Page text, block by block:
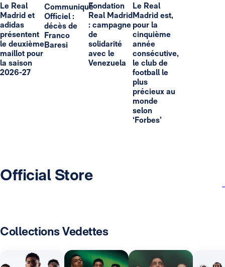
Le Real
Madrid et
adidas
présentent
le deuxième
maillot pour
la saison
2026-27
Communiqué
Officiel :
décès de
Franco
Baresi
Fondation
Real Madrid
: campagne
de
solidarité
avec le
Venezuela
Le Real
Madrid est,
pour la
cinquième
année
consécutive,
le club de
football le
plus
précieux au
monde
selon
‘Forbes’
Official Store
Collections Vedettes